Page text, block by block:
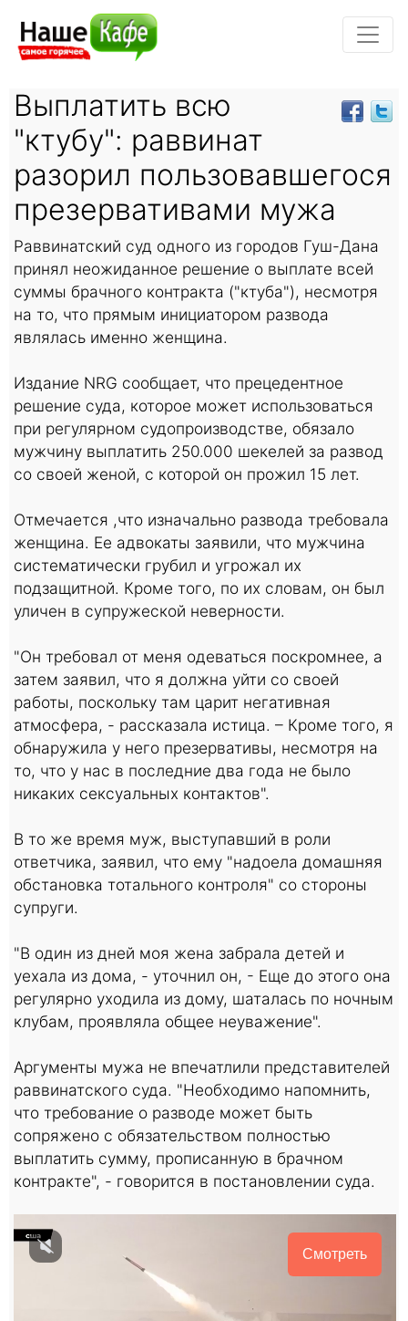
Выплатить всю
"ктубу": раввинат
разорил пользовавшегося
презервативами мужа
Раввинатский суд одного из городов Гуш-Дана
принял неожиданное решение о выплате всей
суммы брачного контракта ("ктуба"), несмотря
на то, что прямым инициатором развода
являлась именно женщина.
Издание NRG сообщает, что прецедентное
решение суда, которое может использоваться
при регулярном судопроизводстве, обязало
мужчину выплатить 250.000 шекелей за развод
со своей женой, с которой он прожил 15 лет.
Отмечается ,что изначально развода требовала
женщина. Ее адвокаты заявили, что мужчина
систематически грубил и угрожал их
подзащитной. Кроме того, по их словам, он был
уличен в супружеской неверности.
"Он требовал от меня одеваться поскромнее, а
затем заявил, что я должна уйти со своей
работы, поскольку там царит негативная
атмосфера, - рассказала истица. – Кроме того, я
обнаружила у него презервативы, несмотря на
то, что у нас в последние два года не было
никаких сексуальных контактов".
В то же время муж, выступавший в роли
ответчика, заявил, что ему "надоела домашняя
обстановка тотального контроля" со стороны
супруги.
"В один из дней моя жена забрала детей и
уехала из дома, - уточнил он, - Еще до этого она
регулярно уходила из дому, шаталась по ночным
клубам, проявляла общее неуважение".
Аргументы мужа не впечатлили представителей
раввинатского суда. "Необходимо напомнить,
что требование о разводе может быть
сопряжено с обязательством полностью
выплатить сумму, прописанную в брачном
контракте", - говорится в постановлении суда.
Смотреть